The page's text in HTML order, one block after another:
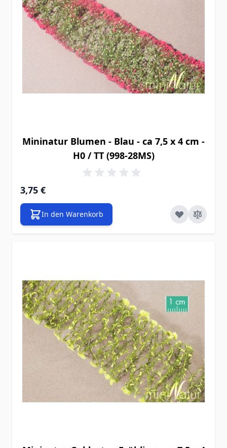
Mininatur Blumen - Blau - ca 7,5 x 4 cm -
H0 / TT (998-28MS)
3,75 €
In den Warenkorb